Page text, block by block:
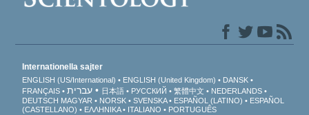
Internationella sajter
ENGLISH (US/International) ENGLISH (United Kingdom)
DANSK
FRANÇAIS
עברית 日本語 РУССКИЙ 繁體中文
NEDERLANDS
DEUTSCH MAGYAR NORSK SVENSKA ESPAÑOL (LATINO)
ESPAÑOL
(CASTELLANO)
ΕΛΛΗΝΙΚA ITALIANO PORTUGUÊS